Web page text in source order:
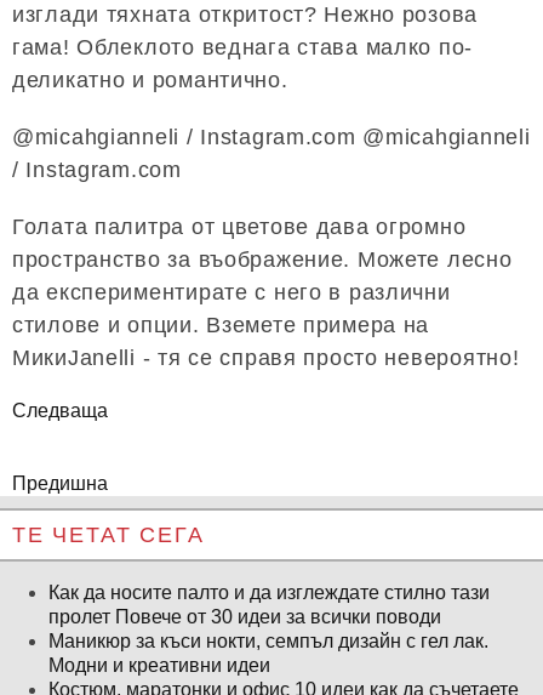
изглади тяхната откритост? Нежно розова
гама! Облеклото веднага става малко по-
деликатно и романтично.
@micahgianneli / Instagram.com @micahgianneli
/ Instagram.com
Голата палитра от цветове дава огромно
пространство за въображение. Можете лесно
да експериментирате с него в различни
стилове и опции. Вземете примера на
МикиJanelli - тя се справя просто невероятно!
Следваща
Предишна
ТЕ ЧЕТАТ СЕГА
Как да носите палто и да изглеждате стилно тази
пролет Повече от 30 идеи за всички поводи
Маникюр за къси нокти, семпъл дизайн с гел лак.
Модни и креативни идеи
Костюм, маратонки и офис 10 идеи как да съчетаете